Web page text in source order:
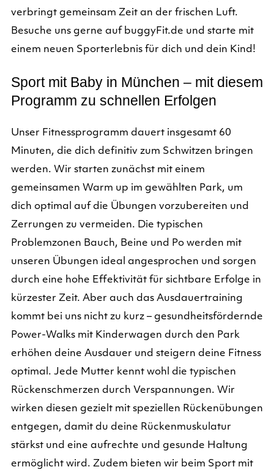
verbringt gemeinsam Zeit an der frischen Luft.
Besuche uns gerne auf buggyFit.de und starte mit
einem neuen Sporterlebnis für dich und dein Kind!
Sport mit Baby in München – mit diesem
Programm zu schnellen Erfolgen
Unser Fitnessprogramm dauert insgesamt 60
Minuten, die dich definitiv zum Schwitzen bringen
werden. Wir starten zunächst mit einem
gemeinsamen Warm up im gewählten Park, um
dich optimal auf die Übungen vorzubereiten und
Zerrungen zu vermeiden. Die typischen
Problemzonen Bauch, Beine und Po werden mit
unseren Übungen ideal angesprochen und sorgen
durch eine hohe Effektivität für sichtbare Erfolge in
kürzester Zeit. Aber auch das Ausdauertraining
kommt bei uns nicht zu kurz – gesundheitsfördernde
Power-Walks mit Kinderwagen durch den Park
erhöhen deine Ausdauer und steigern deine Fitness
optimal. Jede Mutter kennt wohl die typischen
Rückenschmerzen durch Verspannungen. Wir
wirken diesen gezielt mit speziellen Rückenübungen
entgegen, damit du deine Rückenmuskulatur
stärkst und eine aufrechte und gesunde Haltung
ermöglicht wird. Zudem bieten wir beim Sport mit